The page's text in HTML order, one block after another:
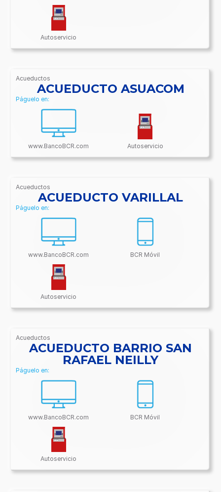
Autoservicio
Acueductos
/BancoBCR-
Contenido/Conectividades/Acueductos
ACUEDUCTO ASUACOM
Páguelo en:
www.BancoBCR.com Autoservicio
Acueductos
/BancoBCR-
Contenido/Conectividades/Acueductos
ACUEDUCTO VARILLAL
Páguelo en:
www.BancoBCR.com BCR Móvil
Autoservicio
Acueductos
/BancoBCR-
Contenido/Conectividades/Acueductos
ACUEDUCTO BARRIO SAN
RAFAEL NEILLY
Páguelo en:
www.BancoBCR.com BCR Móvil
Autoservicio